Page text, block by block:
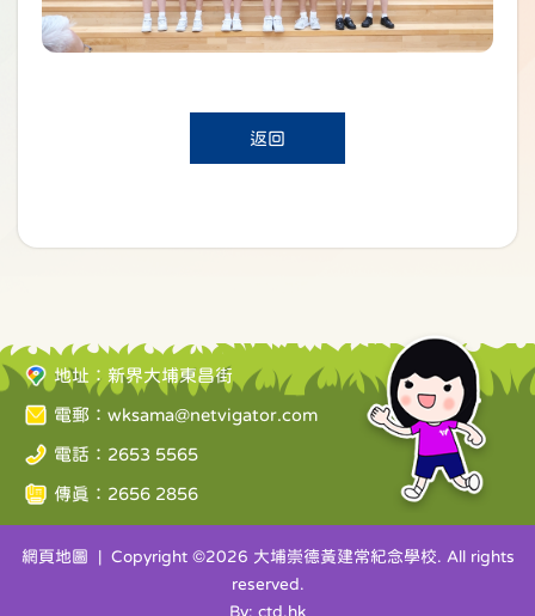
返回
地址：新界大埔東昌街
電郵： wksama@netvigator.com
電話：2653 5565
傳真：2656 2856
網頁地圖 | Copyright ©2026 大埔崇德黃建常紀念學校. All rights
reserved.
By: ctd.hk